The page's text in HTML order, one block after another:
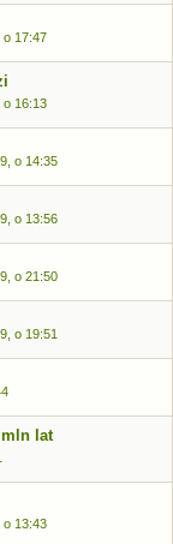
o 17:47
o 16:13
o 14:35
o 13:56
o 21:50
o 19:51
mln lat
o 13:43